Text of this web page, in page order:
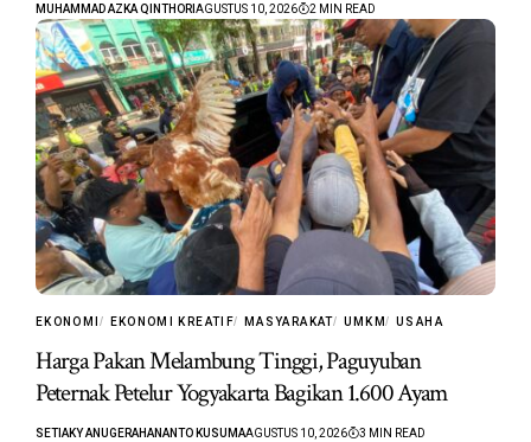
MUHAMMAD AZKA QINTHORI AGUSTUS 10, 2026 2 MIN READ
EKONOMI EKONOMI KREATIF MASYARAKAT UMKM USAHA
Harga Pakan Melambung Tinggi, Paguyuban
Peternak Petelur Yogyakarta Bagikan 1.600 Ayam
SETIAKY ANUGERAHANANTO KUSUMAAGUSTUS 10, 2026 3 MIN READ